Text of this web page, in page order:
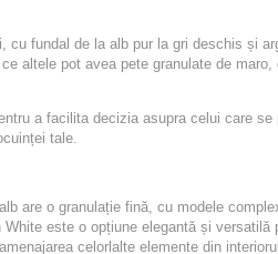
fundal de la alb pur la gri deschis și
altele pot avea pete granulate de maro,
a facilita decizia asupra celui care
tale.
are o granulație fină, cu modele
este o opțiune elegantă și versatilă
celorlalte elemente din